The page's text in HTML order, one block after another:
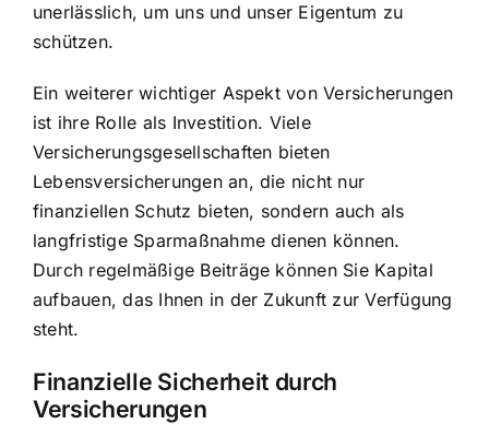
unerlässlich, um uns und unser Eigentum zu
schützen.
Ein weiterer wichtiger Aspekt von Versicherungen
ist ihre Rolle als Investition. Viele
Versicherungsgesellschaften bieten
Lebensversicherungen an, die nicht nur
finanziellen Schutz bieten, sondern auch als
langfristige Sparmaßnahme dienen können.
Durch regelmäßige Beiträge können Sie Kapital
aufbauen, das Ihnen in der Zukunft zur Verfügung
steht.
Finanzielle Sicherheit durch
Versicherungen